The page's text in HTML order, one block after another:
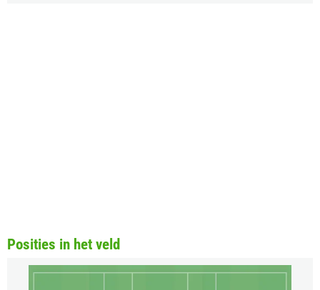
Posities in het veld